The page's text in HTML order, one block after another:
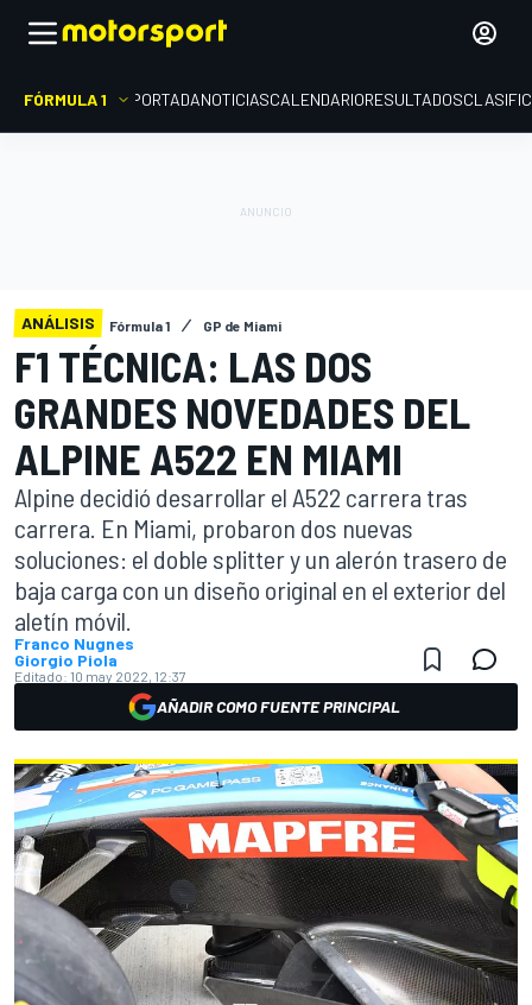
FÓRMULA 1 PORTADANOTICIASCALENDARIORESULTADOS
ANÁLISIS Fórmula 1 GP de Miami
F1 TÉCNICA: LAS DOS
GRANDES NOVEDADES DEL
ALPINE A522 EN MIAMI
Alpine decidió desarrollar el A522 carrera tras
carrera. En Miami, probaron dos nuevas
soluciones: el doble splitter y un alerón trasero de
baja carga con un diseño original en el exterior del
aletín móvil.
Franco Nugnes
Giorgio Piola
Editado: 10 may 2022, 12:37
AÑADIR COMO FUENTE PRINCIPAL